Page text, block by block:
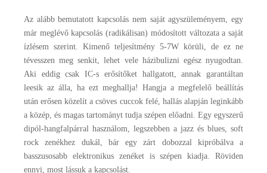
Az alább bemutatott kapcsolás nem saját agyszüleményem, egy
már meglévő kapcsolás (radikálisan) módosított változata a saját
ízlésem szerint. Kimenő teljesítmény 5-7W körüli, de ez ne
tévesszen meg senkit, lehet vele házibulizni egész nyugodtan.
Aki eddig csak IC-s erősítőket hallgatott, annak garantáltan
leesik az álla, ha ezt meghallja! Hangja a megfelelő beállítás
után erősen közelít a csöves cuccok felé, hallás alapján leginkább
a közép, és magas tartományt tudja szépen előadni. Egy egyszerű
dipól-hangfalpárral használom, legszebben a jazz és blues, soft
rock zenékhez dukál, bár egy zárt dobozzal kipróbálva a
basszusosabb elektronikus zenéket is szépen kiadja. Röviden
ennyi, most lássuk a kapcsolást.